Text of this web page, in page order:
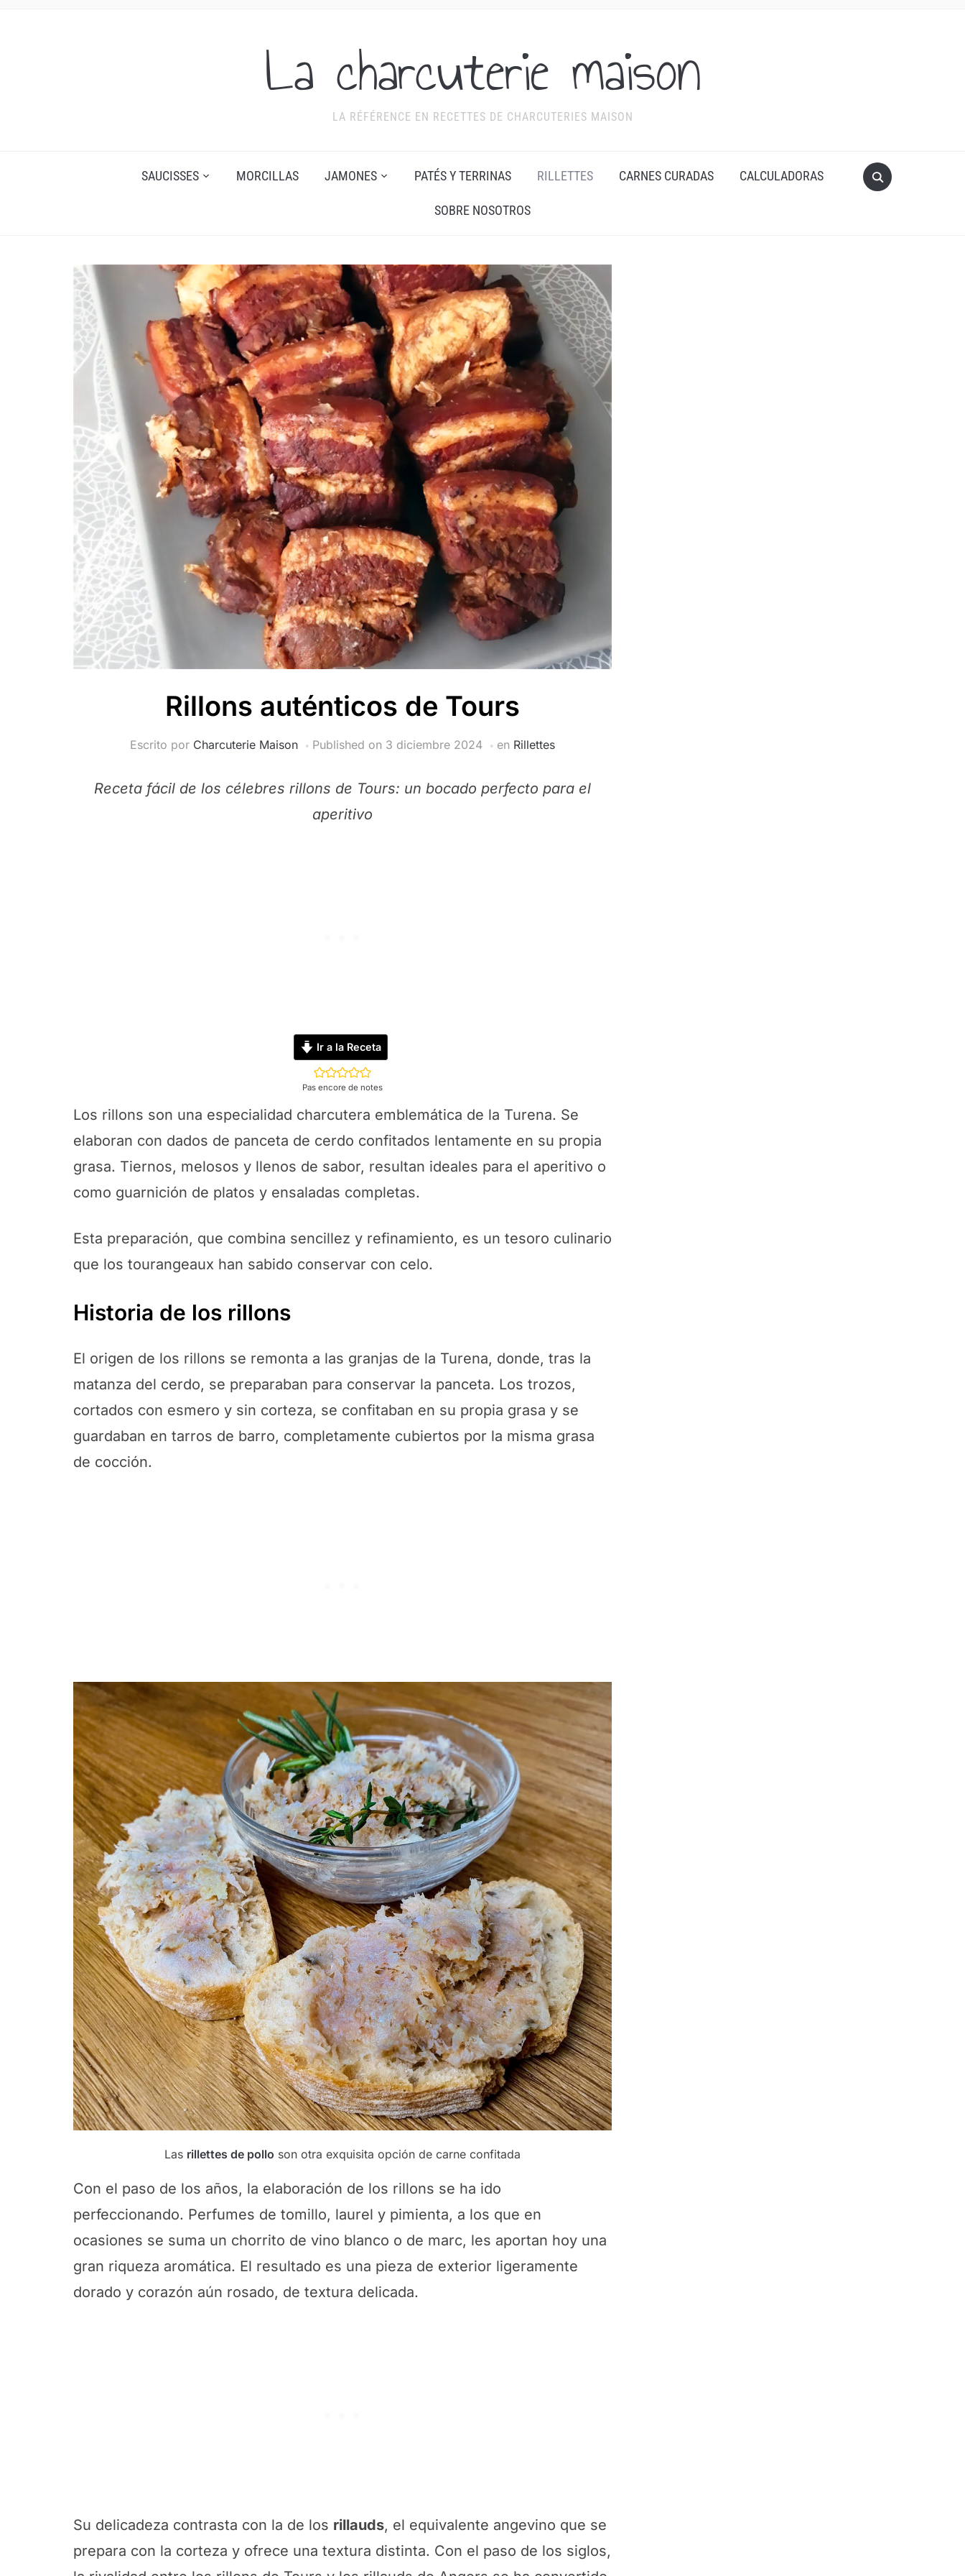
La charcuterie maison
LA RÉFÉRENCE EN RECETTES DE CHARCUTERIES MAISON
SAUCISSES MORCILLAS JAMONES PATÉS Y TERRINAS RILLETTES CARNES CURADAS CALCULADORAS
SOBRE NOSOTROS
Rillons auténticos de Tours
Escrito por Charcuterie Maison Published on 3 diciembre 2024 en Rillettes
Receta fácil de los célebres rillons de Tours: un bocado perfecto para el
aperitivo
Ir a la Receta
Pas encore de notes
Los rillons son una especialidad charcutera emblemática de la Turena. Se
elaboran con dados de panceta de cerdo confitados lentamente en su propia
grasa. Tiernos, melosos y llenos de sabor, resultan ideales para el aperitivo o
como guarnición de platos y ensaladas completas.
Esta preparación, que combina sencillez y refinamiento, es un tesoro culinario
que los tourangeaux han sabido conservar con celo.
Historia de los rillons
El origen de los rillons se remonta a las granjas de la Turena, donde, tras la
matanza del cerdo, se preparaban para conservar la panceta. Los trozos,
cortados con esmero y sin corteza, se confitaban en su propia grasa y se
guardaban en tarros de barro, completamente cubiertos por la misma grasa
de cocción.
Las rillettes de pollo son otra exquisita opción de carne confitada
Con el paso de los años, la elaboración de los rillons se ha ido
perfeccionando. Perfumes de tomillo, laurel y pimienta, a los que en
ocasiones se suma un chorrito de vino blanco o de marc, les aportan hoy una
gran riqueza aromática. El resultado es una pieza de exterior ligeramente
dorado y corazón aún rosado, de textura delicada.
Su delicadeza contrasta con la de los rillauds, el equivalente angevino que se
prepara con la corteza y ofrece una textura distinta. Con el paso de los siglos,